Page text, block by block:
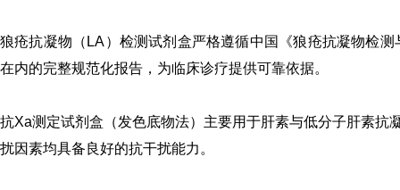
狼疮抗凝物（LA）检测试剂盒严格遵循中国《狼疮抗凝物检
在内的完整规范化报告，为临床诊疗提供可靠依据。
抗Xa测定试剂盒（发色底物法）主要用于肝素与低分子肝素
扰因素均具备良好的抗干扰能力。